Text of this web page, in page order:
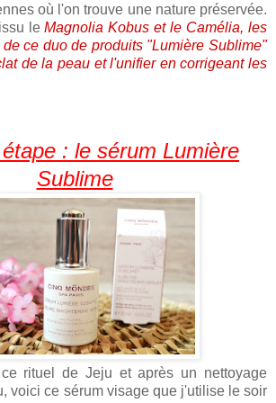
où l'on trouve une nature préservée.
leMagnolia Kobus et le Camélia, les
ce duo de produits "Lumière Sublime"
de la peau et l'unifier en corrigeant les
: le sérum Lumière
Sublime
ce rituel de Jeju et après un nettoyage
voici ce sérum visage que j'utilise le soir